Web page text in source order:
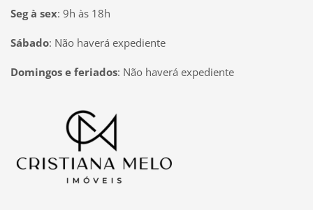
Seg à sex: 9h às 18h
Sábado: Não haverá expediente
Domingos e feriados: Não haverá expediente
Página inicial